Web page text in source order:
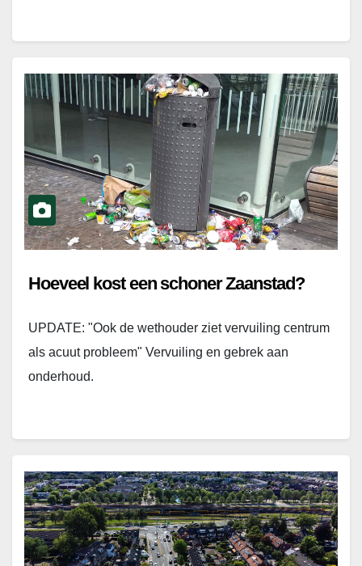
Hoeveel kost een schoner Zaanstad?
UPDATE: "Ook de wethouder ziet vervuiling centrum
als acuut probleem" Vervuiling en gebrek aan
onderhoud.